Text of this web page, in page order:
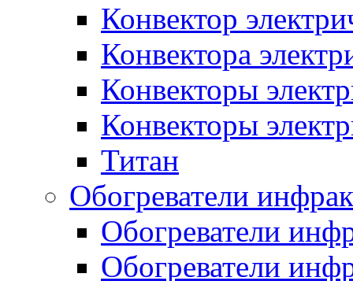
Конвектор
Конвектора
Конвекторы
Конвекторы
Титан
Обогреватели
Обогреватели
Обогреватели